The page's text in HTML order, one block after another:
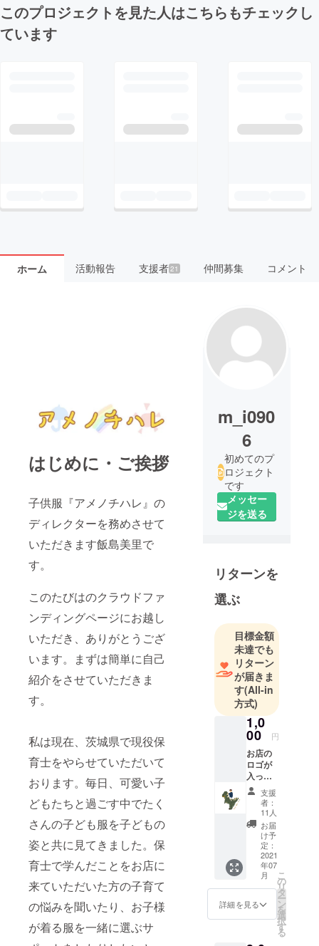
このプロジェクトを見た人はこちらもチェックし
ています
ホーム 活動報告 支援者 21 仲間募集 コメント
はじめに・ご挨拶
子供服『アメノチハレ』の
ディレクターを務めさせて
いただきます飯島美里で
す。
このたびはのクラウドファ
ンディングページにお越し
いただき、ありがとうござ
います。まずは簡単に自己
紹介をさせていただきま
す。
私は現在、茨城県で現役保
育士をやらせていただいて
おります。毎日、可愛い子
どもたちと過ごす中でたく
さんの子ども服を子どもの
姿と共に見てきました。保
育士で学んだことをお店に
来ていただいた方の子育て
の悩みを聞いたり、お子様
が着る服を一緒に選ぶサ
m_i090
6
初めてのプ
ロジェクト
です
メッセー
ジを送る
リターンを
選ぶ
目標金額
未達でも
リターン
が届きま
す(All-in
方式)
1,0
00 円
お店の
ロゴが
入った
オリジ
ナルス
テッ
カー
支援
者：
11人
お届
け予
定：
2021
年07
月
詳細を見る
こ
の
リ
タ
ー
ン
を
選
択
す
る